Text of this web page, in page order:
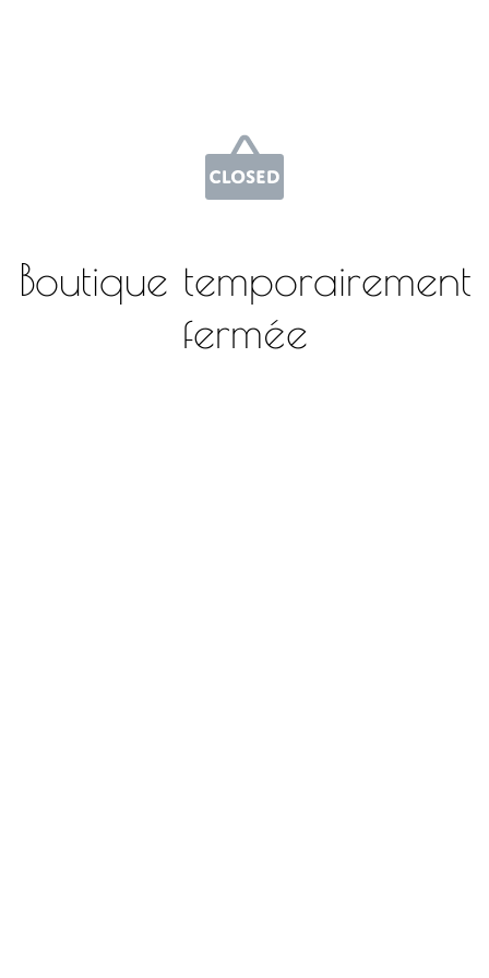
Boutique temporairement
fermée